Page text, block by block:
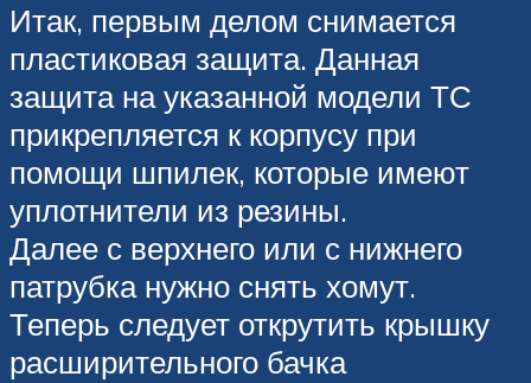
Итак, первым делом снимается
пластиковая защита. Данная
защита на указанной модели ТС
прикрепляется к корпусу при
помощи шпилек, которые имеют
уплотнители из резины.
Далее с верхнего или с нижнего
патрубка нужно снять хомут.
Теперь следует открутить крышку
расширительного бачка